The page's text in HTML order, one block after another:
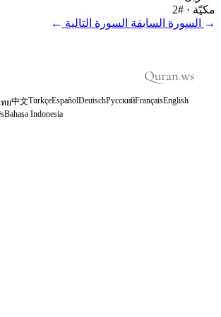
مكيّة · #2
←
السورة السابقة السورة التالية →
English
Français
Русский
Deutsch
Español
Türkçe
中文
ย
Bahasa Indonesia